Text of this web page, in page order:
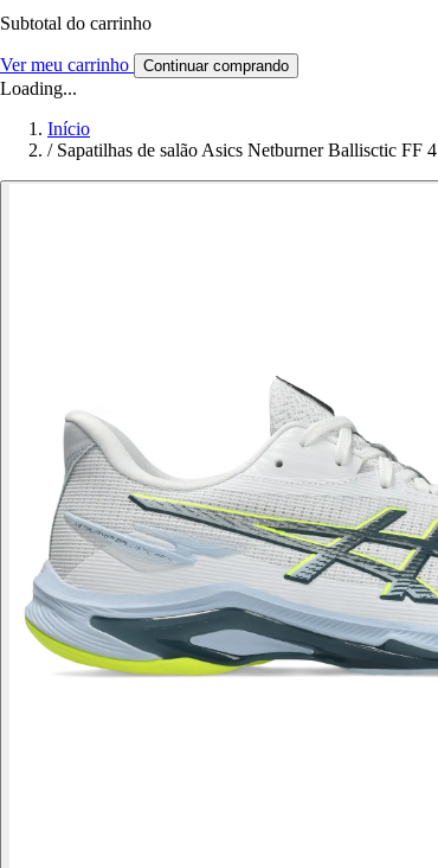
Subtotal do carrinho
Ver meu carrinho Continuar comprando
Loading...
Início
/ Sapatilhas de salão Asics Netburner Ballisctic FF 4